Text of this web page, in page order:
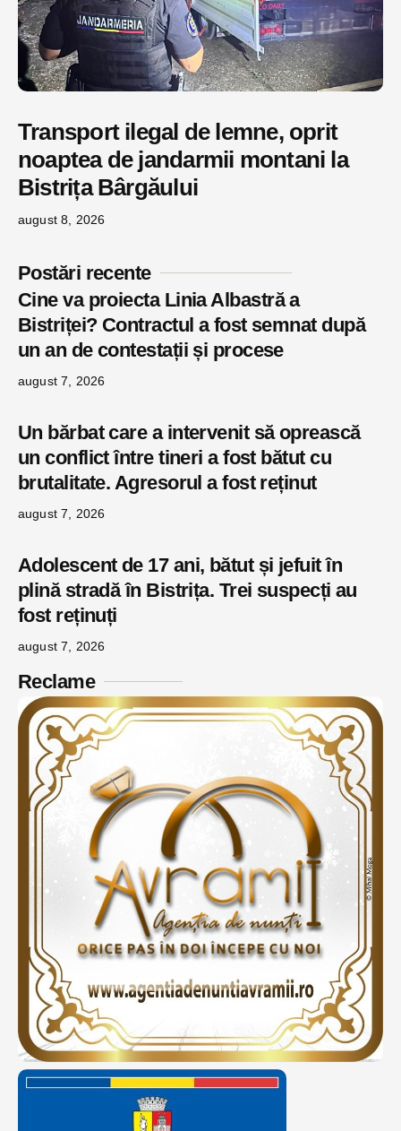
Transport ilegal de lemne, oprit
noaptea de jandarmii montani la
Bistrița Bârgăului
august 8, 2026
Postări recente
Cine va proiecta Linia Albastră a
Bistriței? Contractul a fost semnat după
un an de contestații și procese
august 7, 2026
Un bărbat care a intervenit să oprească
un conflict între tineri a fost bătut cu
brutalitate. Agresorul a fost reținut
august 7, 2026
Adolescent de 17 ani, bătut și jefuit în
plină stradă în Bistrița. Trei suspecți au
fost reținuți
august 7, 2026
Reclame